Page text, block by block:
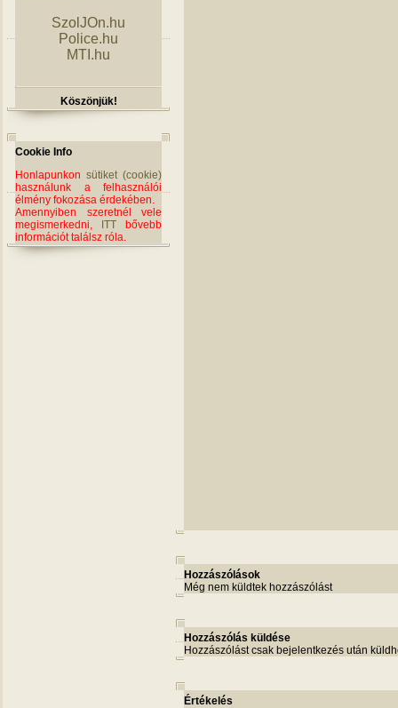
SzolJOn.hu
Police.hu
MTI.hu
Köszönjük!
Cookie Info
Honlapunkon sütiket (cookie)
használunk a felhasználói
élmény fokozása érdekében.
Amennyiben szeretnél vele
megismerkedni,
ITT bővebb
információt találsz róla.
Hozzászólások
Még nem küldtek hozzászólást
Hozzászólás küldése
Hozzászólást csak bejelentkezés után
Értékelés